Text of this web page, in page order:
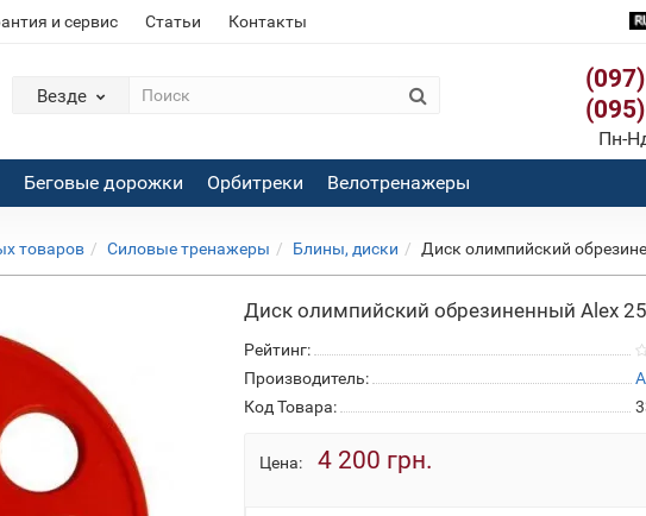
и сервис Статьи Контакты
Везде
Пн-
Беговые дорожки Орбитреки Велотренажеры
товаров Силовые тренажеры Блины, диски Диск олимпийский
Диск олимпийский обрезиненный Alex
Рейтинг:
Производитель:
Код Товара:
Цена: 4 200 грн.